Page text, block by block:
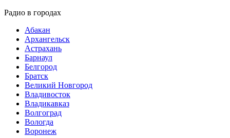
Радио в городах
Абакан
Архангельск
Астрахань
Барнаул
Белгород
Братск
Великий Новгород
Владивосток
Владикавказ
Волгоград
Вологда
Воронеж